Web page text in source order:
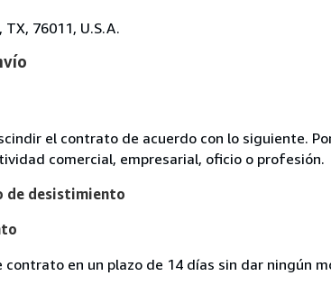
76011, U.S.A.
el contrato de acuerdo con lo siguiente.
comercial, empresarial, oficio o profesión.
de desistimiento
en un plazo de 14 días sin dar ningún